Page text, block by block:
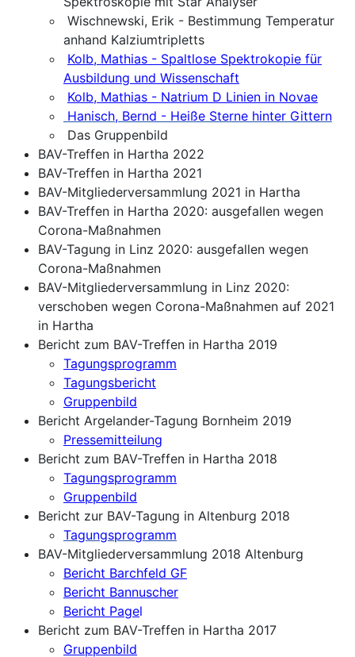
Wischnewski, Erik - Bestimmung Temperatur
anhand Kalziumtripletts
Kolb, Mathias - Spaltlose Spektrokopie für
Ausbildung und Wissenschaft
Kolb, Mathias - Natrium D Linien in Novae
Hanisch, Bernd - Heiße Sterne hinter Gittern
Das Gruppenbild
BAV-Treffen in Hartha 2022
BAV-Treffen in Hartha 2021
BAV-Mitgliederversammlung 2021 in Hartha
BAV-Treffen in Hartha 2020: ausgefallen wegen
Corona-Maßnahmen
BAV-Tagung in Linz 2020: ausgefallen wegen
Corona-Maßnahmen
BAV-Mitgliederversammlung in Linz 2020:
verschoben wegen Corona-Maßnahmen auf 2021
in Hartha
Bericht zum BAV-Treffen in Hartha 2019
Tagungsprogramm
Tagungsbericht
Gruppenbild
Bericht Argelander-Tagung Bornheim 2019
Pressemitteilung
Bericht zum BAV-Treffen in Hartha 2018
Tagungsprogramm
Gruppenbild
Bericht zur BAV-Tagung in Altenburg 2018
Tagungsprogramm
BAV-Mitgliederversammlung 2018 Altenburg
Bericht Barchfeld GF
Bericht Bannuscher
Bericht Pagel
Bericht zum BAV-Treffen in Hartha 2017
Gruppenbild